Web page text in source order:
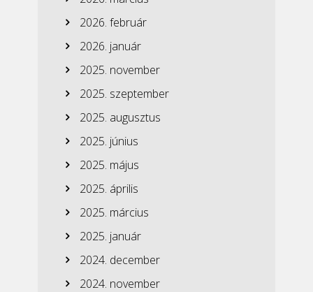
2026. február
2026. január
2025. november
2025. szeptember
2025. augusztus
2025. június
2025. május
2025. április
2025. március
2025. január
2024. december
2024. november